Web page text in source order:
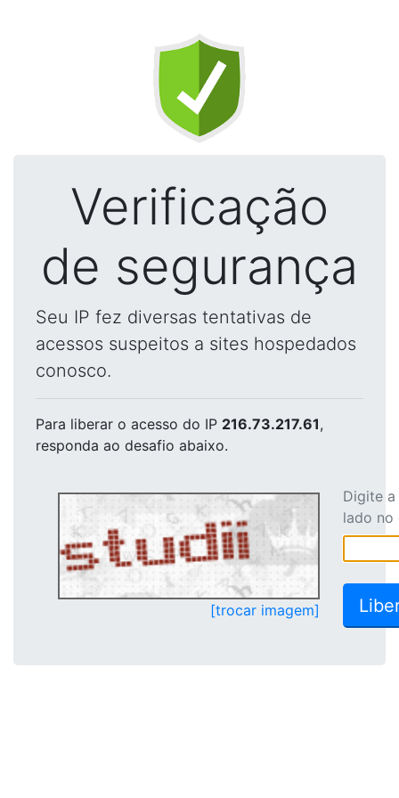
Verificação
de segurança
Seu IP fez diversas tentativas de
acessos suspeitos a sites hospedados
conosco.
Para liberar o acesso do IP 216.73.217.61,
responda ao desafio abaixo.
[trocar imagem]
Digite
lado no